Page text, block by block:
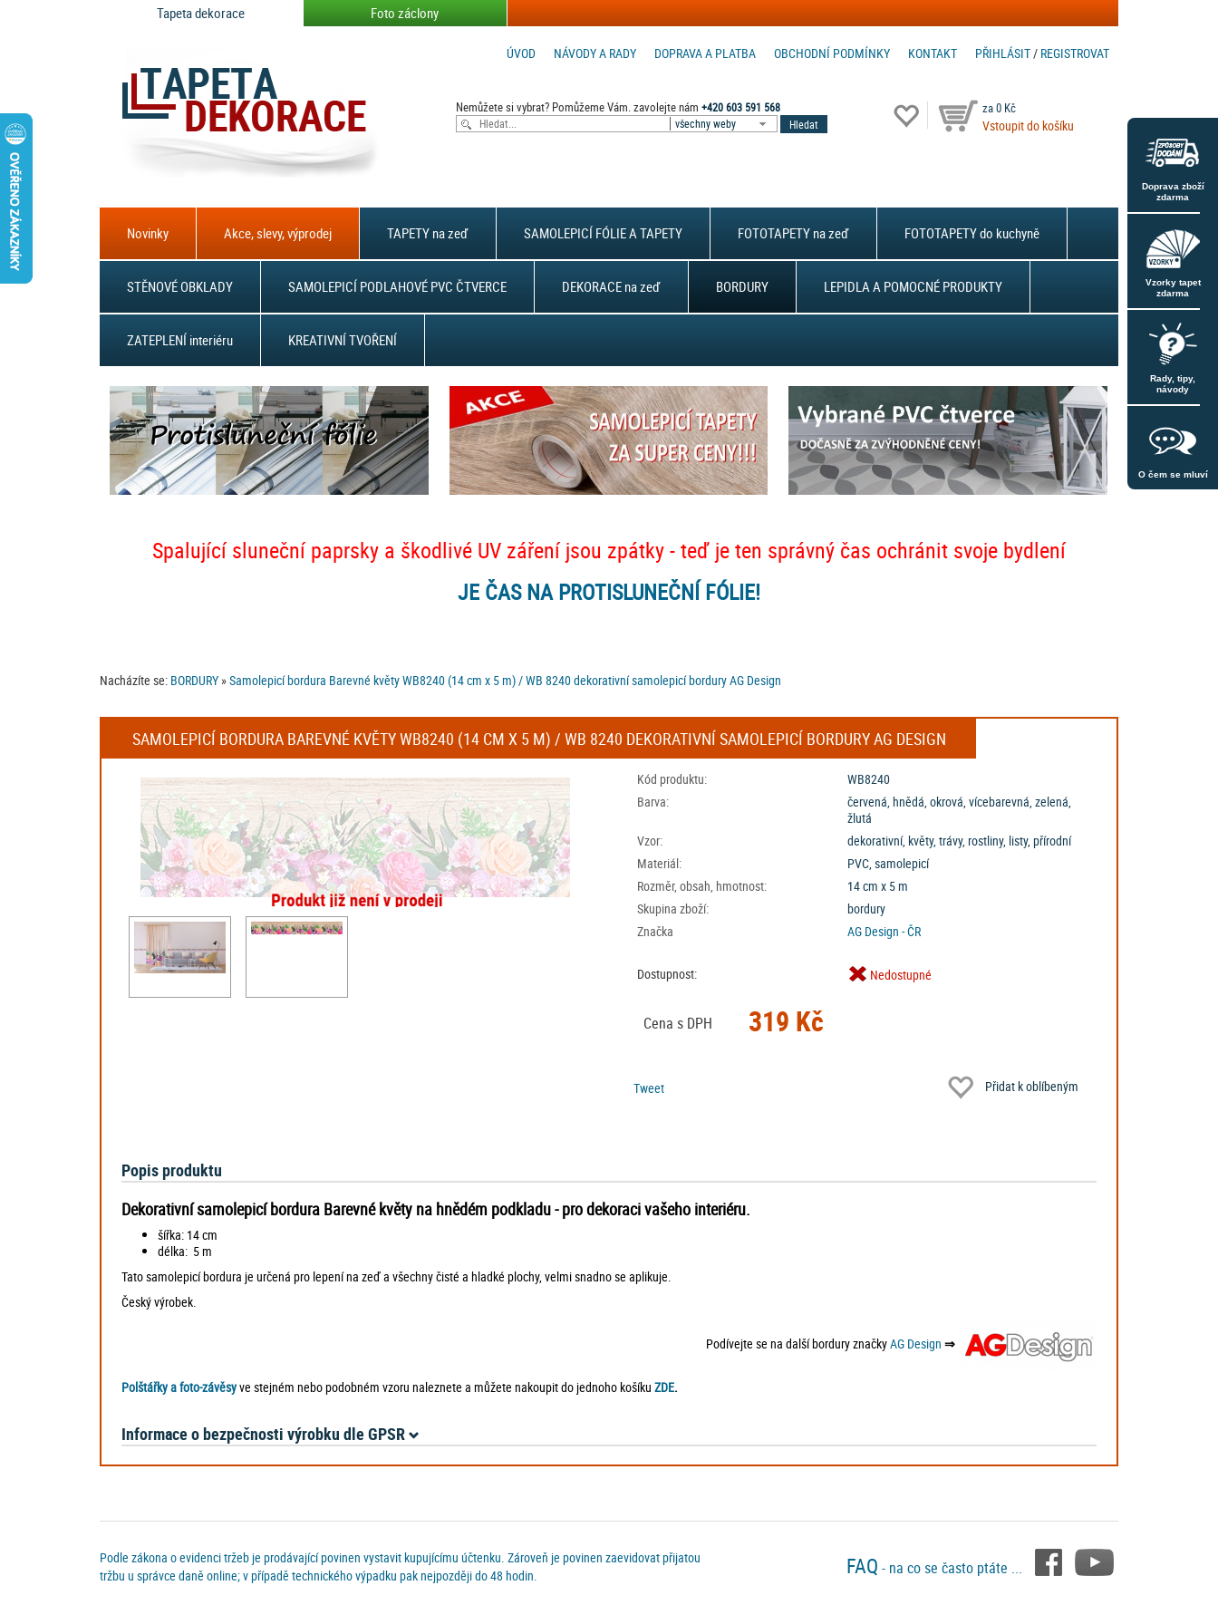
Tapeta dekorace Foto záclony
PŘIHLÁSIT/ REGISTROVAT
KONTAKT
OBCHODNÍ PODMÍNKY
DOPRAVA A PLATBA
NÁVODY A RADY
ÚVOD
Nemůžete si vybrat? Pomůžeme Vám. zavolejte nám+420 603 591 568
všechny weby
za 0 Kč
Vstoupit do košíku
Novinky Akce, slevy, výprodej TAPETY na zeď SAMOLEPICÍ FÓLIE A TAPETY FOTOTAPETY na zeď FOTOTAPETY do kuchyně
STĚNOVÉ OBKLADY SAMOLEPICÍ PODLAHOVÉ PVC ČTVERCE DEKORACE na zeď BORDURY LEPIDLA A POMOCNÉ PRODUKTY
ZATEPLENÍ interiéru KREATIVNÍ TVOŘENÍ
Doprava zboží
zdarma
Vzorky tapet
zdarma
Rady, tipy,
návody
O čem se mluví
Spalující sluneční paprsky a škodlivé UV záření jsou zpátky - teď je ten správný čas ochránit svoje bydlení
JE ČAS NA PROTISLUNEČNÍ FÓLIE!
Nacházíte se: BORDURY »Samolepicí bordura Barevné květy WB8240 (14 cm x 5 m) / WB 8240 dekorativní samolepicí bordury AG Design
SAMOLEPICÍ BORDURA BAREVNÉ KVĚTY WB8240 (14 CM X 5 M) / WB 8240 DEKORATIVNÍ SAMOLEPICÍ BORDURY AG DESIGN
Kód produktu:
WB8240
Barva:
červená, hnědá, okrová, vícebarevná, zelená,
žlutá
Vzor:
dekorativní, květy, trávy, rostliny, listy, přírodní
Materiál:
PVC, samolepicí
Rozměr, obsah, hmotnost:
14 cm x 5 m
Skupina zboží:
bordury
Značka
AG Design - ČR
Dostupnost: Nedostupné
Cena s DPH 319 Kč
Tweet Přidat k oblíbeným
Popis produktu
Dekorativní samolepicí bordura Barevné květy na hnědém podkladu - pro dekoraci vašeho interiéru.
šířka: 14 cm
délka: 5 m
Tato samolepicí bordura je určená pro lepení na zeď a všechny čisté a hladké plochy, velmi snadno se aplikuje.
Český výrobek.
Podívejte se na další bordury značkyAG Design ⇒
Polštářky a foto-závěsyve stejném nebo podobném vzoru naleznete a můžete nakoupit do jednoho košíkuZDE.
Informace o bezpečnosti výrobku dle GPSR
Podle zákona o evidenci tržeb je prodávající povinen vystavit kupujícímu účtenku. Zároveň je povinen zaevidovat přijatou
tržbu u správce daně online; v případě technického výpadku pak nejpozději do 48 hodin.
FAQ - na co se často ptáte ...